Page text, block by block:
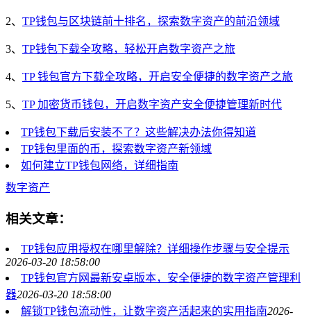
2、 TP钱包与区块链前十排名，探索数字资产的前沿领域
3、 TP钱包下载全攻略，轻松开启数字资产之旅
4、 TP 钱包官方下载全攻略，开启安全便捷的数字资产之旅
5、 TP 加密货币钱包，开启数字资产安全便捷管理新时代
TP钱包下载后安装不了？这些解决办法你得知道
TP钱包里面的币，探索数字资产新领域
如何建立TP钱包网络，详细指南
数字资产
相关文章：
TP钱包应用授权在哪里解除？详细操作步骤与安全提示
2026-03-20 18:58:00
TP钱包官方网最新安卓版本，安全便捷的数字资产管理利
器2026-03-20 18:58:00
解锁TP钱包流动性，让数字资产活起来的实用指南2026-